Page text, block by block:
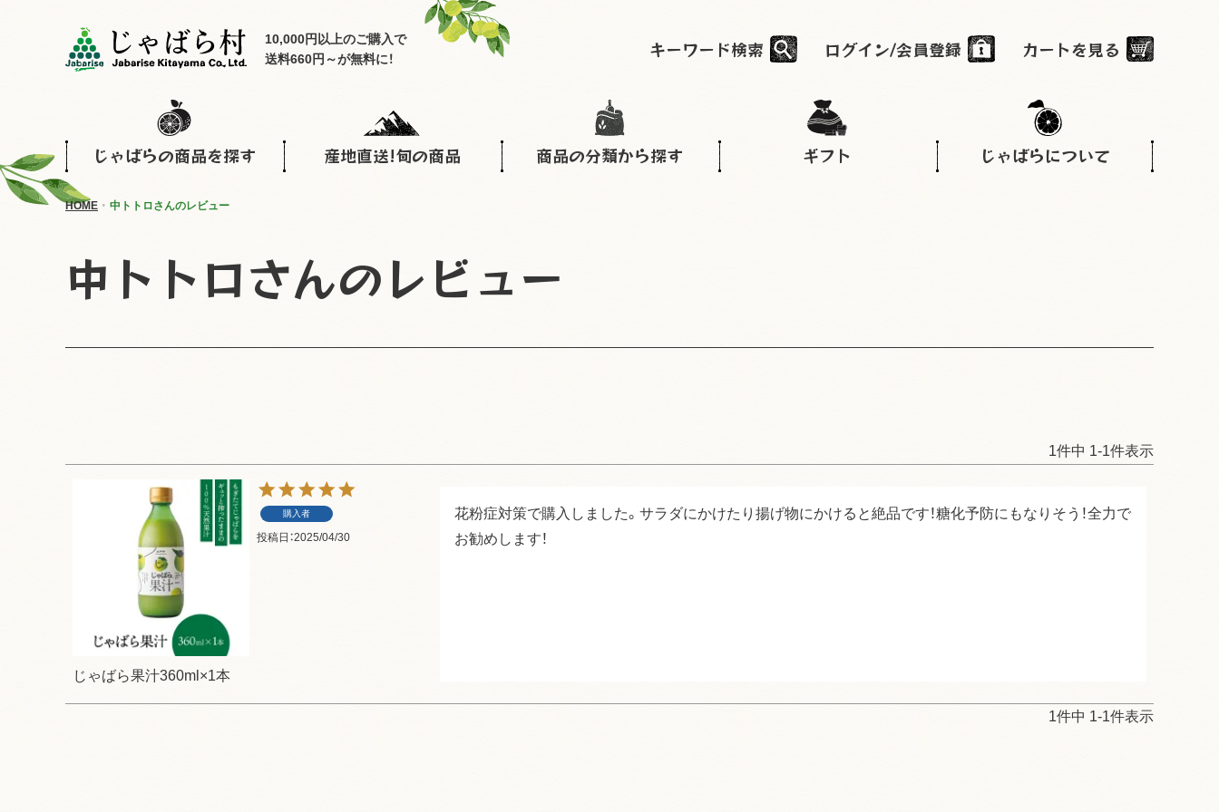
10,000円以上のご購入で
送料660円～が無料に！
キーワード検索 ログイン/会員登録 カートを見る
じゃばらの商品を探す 産地直送!旬の商品 商品の分類から探す ギフト じゃばらについて
HOME 中トトロさんのレビュー
中トトロさんのレビュー
1件中 1-1件表示
じゃばら果汁360ml×1本
購入者
投稿日 2025/04/30
花粉症対策で購入しました。サラダにかけたり揚げ物にかけると絶品です！糖化予防にもなりそう！全力で
お勧めします！
1件中 1-1件表示